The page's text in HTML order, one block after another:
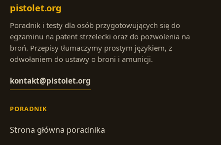
pistolet.org
Poradnik i testy dla osób przygotowujących się do
egzaminu na patent strzelecki oraz do pozwolenia na
broń. Przepisy tłumaczymy prostym językiem, z
odwołaniem do ustawy o broni i amunicji.
kontakt@pistolet.org
PORADNIK
Strona główna poradnika